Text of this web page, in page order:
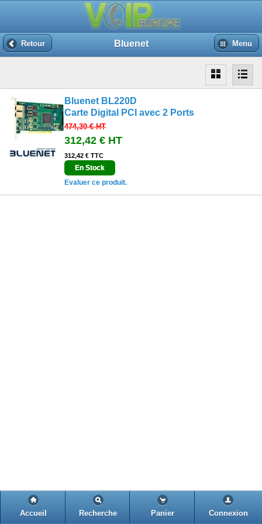
Retour Bluenet Menu
Bluenet BL220D
Carte Digital PCI avec 2 Ports
474,30 €HT
312,42 € HT
312,42 € TTC
En Stock
Evaluer ce produit.
Accueil Recherche Panier Connexion